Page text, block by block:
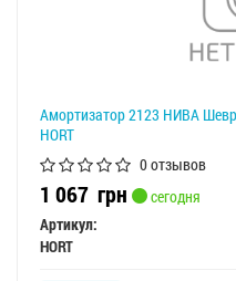
Амортизатор 2123 НИВА
HORT
0 отзывов
1 067 грн
сегодня
Артикул:
HORT